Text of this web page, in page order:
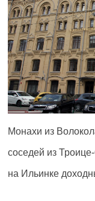
Монахи из
соседей из
на Ильинке